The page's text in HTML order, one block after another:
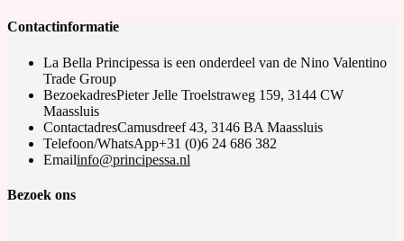
Contactinformatie
La Bella Principessa is een onderdeel van de Nino Valentino
Trade Group
BezoekadresPieter Jelle Troelstraweg 159, 3144 CW
Maassluis
ContactadresCamusdreef 43, 3146 BA Maassluis
Telefoon/WhatsApp+31 (0)6 24 686 382
Emailinfo@principessa.nl
Bezoek ons